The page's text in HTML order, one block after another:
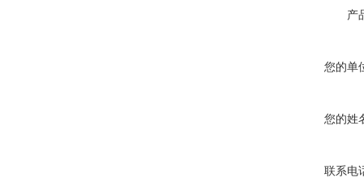
产
您的单
您的姓
联系电